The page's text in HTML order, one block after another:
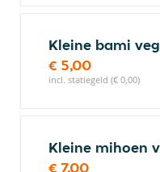
Kleine bami
€ 5,00
incl. statiegeld (€ 0,00)
Kleine mihoen
€ 7,00